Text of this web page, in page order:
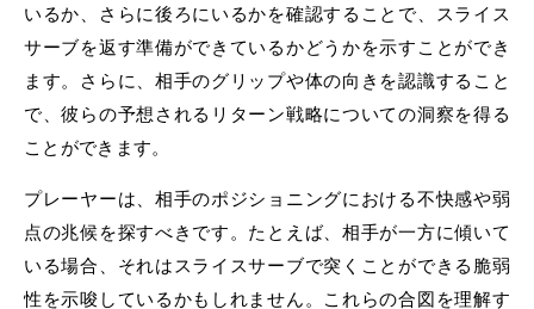
いるか、さらに後ろにいるかを確認することで、スライス
サーブを返す準備ができているかどうかを示すことができ
ます。さらに、相手のグリップや体の向きを認識すること
で、彼らの予想されるリターン戦略についての洞察を得る
ことができます。
プレーヤーは、相手のポジショニングにおける不快感や弱
点の兆候を探すべきです。たとえば、相手が一方に傾いて
いる場合、それはスライスサーブで突くことができる脆弱
性を示唆しているかもしれません。これらの合図を理解す